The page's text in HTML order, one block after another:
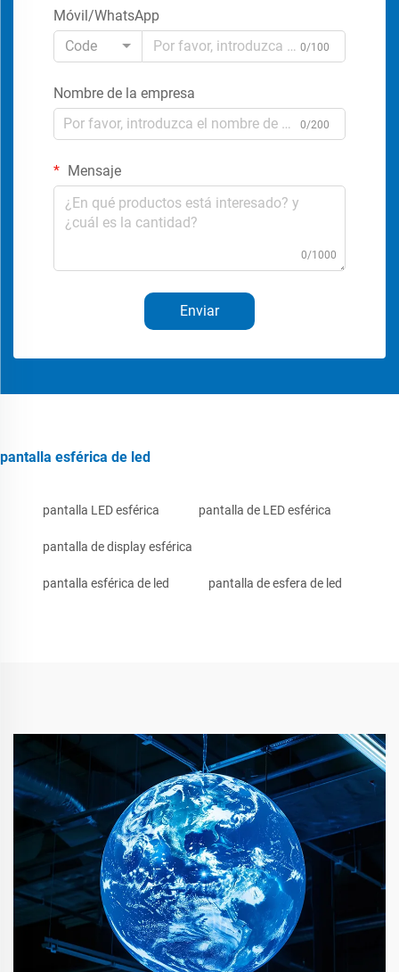
Móvil/WhatsApp
Code
0/100
Nombre de la empresa
0/200
Mensaje
0/1000
Enviar
pantalla esférica de led
pantalla LED esférica pantalla de LED esférica
pantalla de display esférica
pantalla esférica de led pantalla de esfera de led